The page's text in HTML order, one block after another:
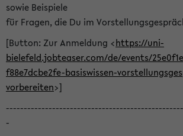
sowie Beispiele
für Fragen, die Du im
[Button: Zur Anmeldung <https://uni-
bielefeld.jobteaser.com/de/events/
f88e7dcbe2fe-basiswissen-
vorbereiten>]
-